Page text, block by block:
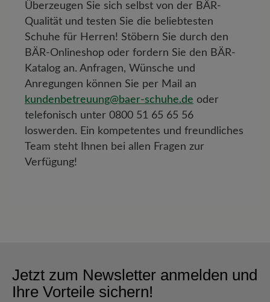
Überzeugen Sie sich selbst von der BÄR-
Qualität und testen Sie die beliebtesten
Schuhe für Herren! Stöbern Sie durch den
BÄR-Onlineshop oder fordern Sie den BÄR-
Katalog an. Anfragen, Wünsche und
Anregungen können Sie per Mail an
kundenbetreuung@baer-schuhe.de oder
telefonisch unter 0800 51 65 65 56
loswerden. Ein kompetentes und freundliches
Team steht Ihnen bei allen Fragen zur
Verfügung!
Jetzt zum Newsletter anmelden und
Ihre Vorteile sichern!